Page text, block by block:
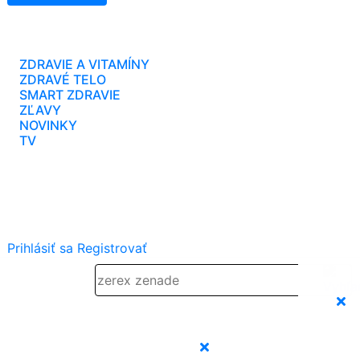
ZDRAVIE A VITAMÍNY
ZDRAVÉ TELO
SMART ZDRAVIE
ZĽAVY
NOVINKY
TV
Prihlásiť sa Registrovať